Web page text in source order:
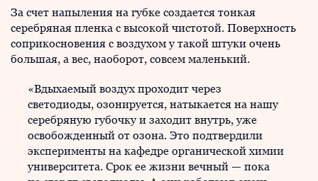
За счет напыления на губке создается тонкая
серебряная пленка с высокой чистотой. Поверхность
соприкосновения с воздухом у такой штуки очень
большая, а вес, наоборот, совсем маленький.
«Вдыхаемый воздух проходит через
светодиоды, озонируется, натыкается на нашу
серебряную губочку и заходит внутрь, уже
освобожденный от озона. Это подтвердили
эксперименты на кафедре органической химии
университета. Срок ее жизни вечный — пока